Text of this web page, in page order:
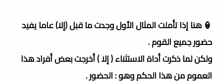
🏮 هنا إذا تأملت المثال الأول وجدت ما قبل (إلا) عاما يفيد
حضور جميع القوم .
ولكن لما ذكرت أداة الاستثناء ( إلا ) أخرجت بعض أفراد هذا
العموم من هذا الحكم وهو : الحضور .